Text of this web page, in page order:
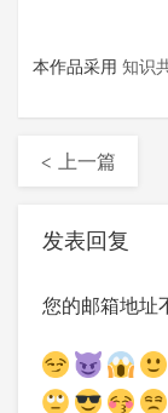
本作品采用 知识
< 上一篇
发表回复
您的邮箱地址